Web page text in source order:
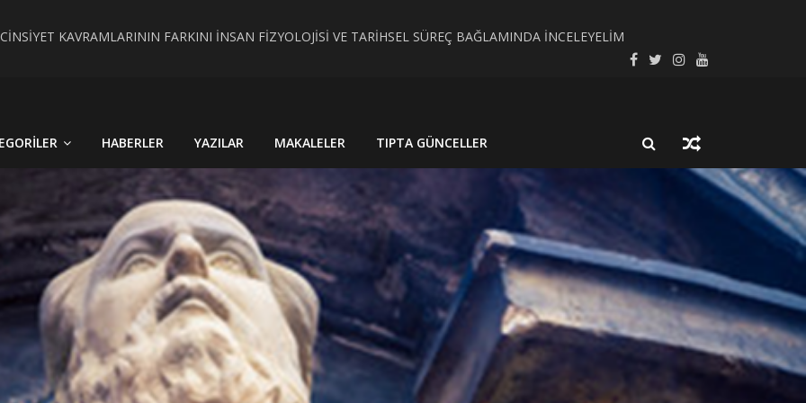
KAVRAMLARININ FARKINI İNSAN FİZYOLOJİSİ VE TARİHSEL SÜREÇ BAĞLAMINDA İNCELEYELİM
HABERLER YAZILAR MAKALELER TIPTA GÜNCELLER